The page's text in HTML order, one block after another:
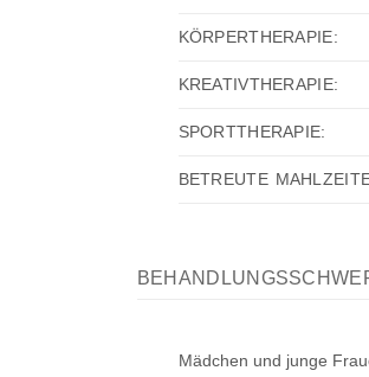
KÖRPERTHERAPIE:
KREATIVTHERAPIE:
SPORTTHERAPIE:
BETREUTE
Mädchen und junge